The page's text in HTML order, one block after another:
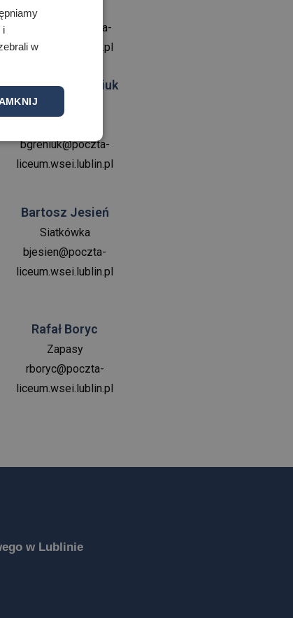
motoryczne
pwolinski@poczta-
liceum.wsei.lublin.pl
Bartłomiej Greniuk
Przygotowanie
bgreniuk@poczta-
liceum.wsei.lublin.pl
Bartosz Jesień
Siatkówka
bjesien@poczta-
liceum.wsei.lublin.pl
Rafał Boryc
Zapasy
rboryc@poczta-
liceum.wsei.lublin.pl
w Lublinie
i
w